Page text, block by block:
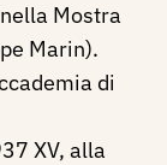
Mostra
Marin).
di
XV, alla